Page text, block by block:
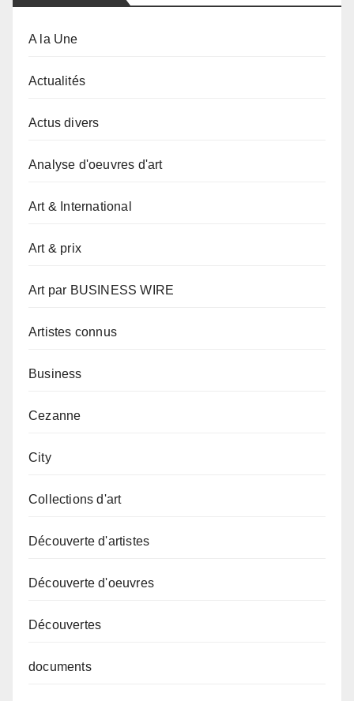
A la Une
Actualités
Actus divers
Analyse d'oeuvres d'art
Art & International
Art & prix
Art par BUSINESS WIRE
Artistes connus
Business
Cezanne
City
Collections d'art
Découverte d'artistes
Découverte d'oeuvres
Découvertes
documents